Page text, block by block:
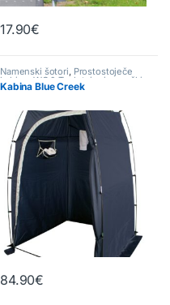
17.90€
Ta izdelek ima več različic.
Namenski šotori, Prostostoječe
kabine WC & Toaletni pripomočki
Kabina Blue Creek
84.90€